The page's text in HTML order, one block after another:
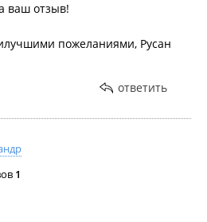
ваш отзыв!
пожеланиями, Русан
ответить
1